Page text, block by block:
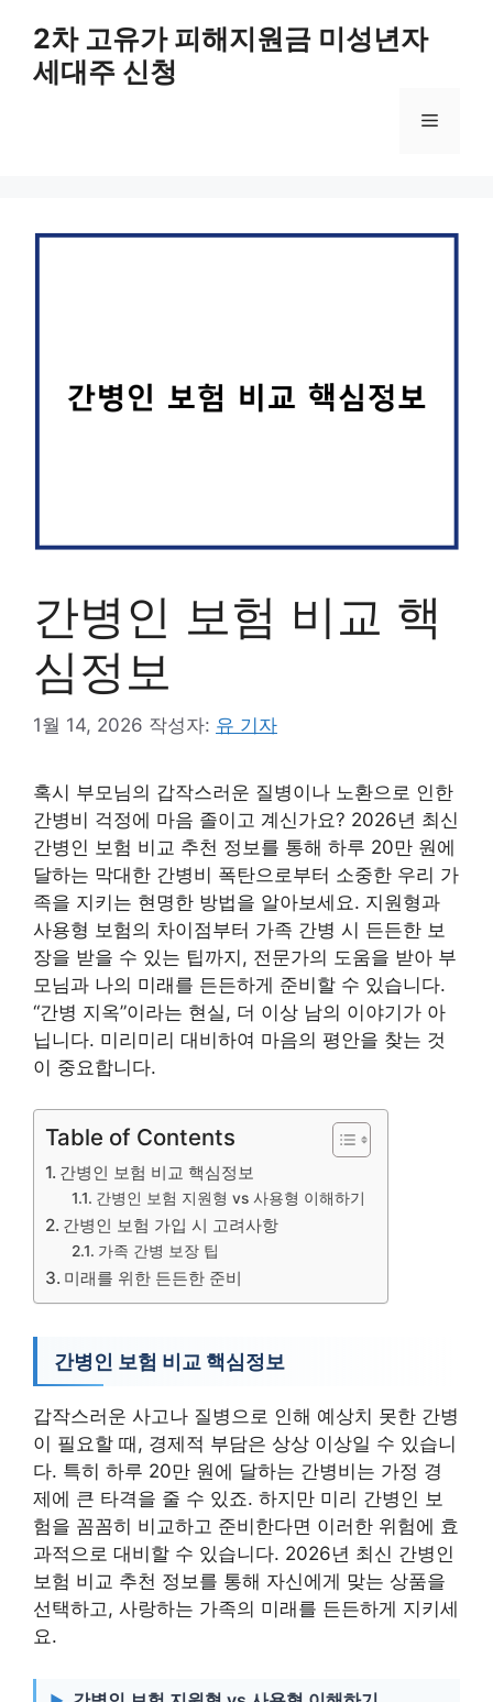
2차 고유가 피해지원금 미성년자
세대주 신청
메
간병인 보험 비교 핵
심정보
1월 14, 2026 작성자: 유 기자
혹시 부모님의 갑작스러운 질병이나 노환으로 인한
간병비 걱정에 마음 졸이고 계신가요? 2026년 최신
간병인 보험 비교 추천 정보를 통해 하루 20만 원에
달하는 막대한 간병비 폭탄으로부터 소중한 우리 가
족을 지키는 현명한 방법을 알아보세요. 지원형과
사용형 보험의 차이점부터 가족 간병 시 든든한 보
장을 받을 수 있는 팁까지, 전문가의 도움을 받아 부
모님과 나의 미래를 든든하게 준비할 수 있습니다.
“간병 지옥”이라는 현실, 더 이상 남의 이야기가 아
닙니다. 미리미리 대비하여 마음의 평안을 찾는 것
이 중요합니다.
Table of Contents
간병인 보험 비교 핵심정보
간병인 보험 지원형 vs 사용형 이해하기
간병인 보험 가입 시 고려사항
가족 간병 보장 팁
미래를 위한 든든한 준비
간병인 보험 비교 핵심정보
갑작스러운 사고나 질병으로 인해 예상치 못한 간병
이 필요할 때, 경제적 부담은 상상 이상일 수 있습니
다. 특히 하루 20만 원에 달하는 간병비는 가정 경
제에 큰 타격을 줄 수 있죠. 하지만 미리 간병인 보
험을 꼼꼼히 비교하고 준비한다면 이러한 위험에 효
과적으로 대비할 수 있습니다. 2026년 최신 간병인
보험 비교 추천 정보를 통해 자신에게 맞는 상품을
선택하고, 사랑하는 가족의 미래를 든든하게 지키세
요.